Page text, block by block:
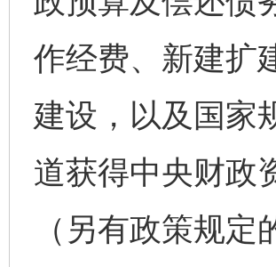
作经费、新建扩
建设，以及国家
道获得中央财政
（另有政策规定